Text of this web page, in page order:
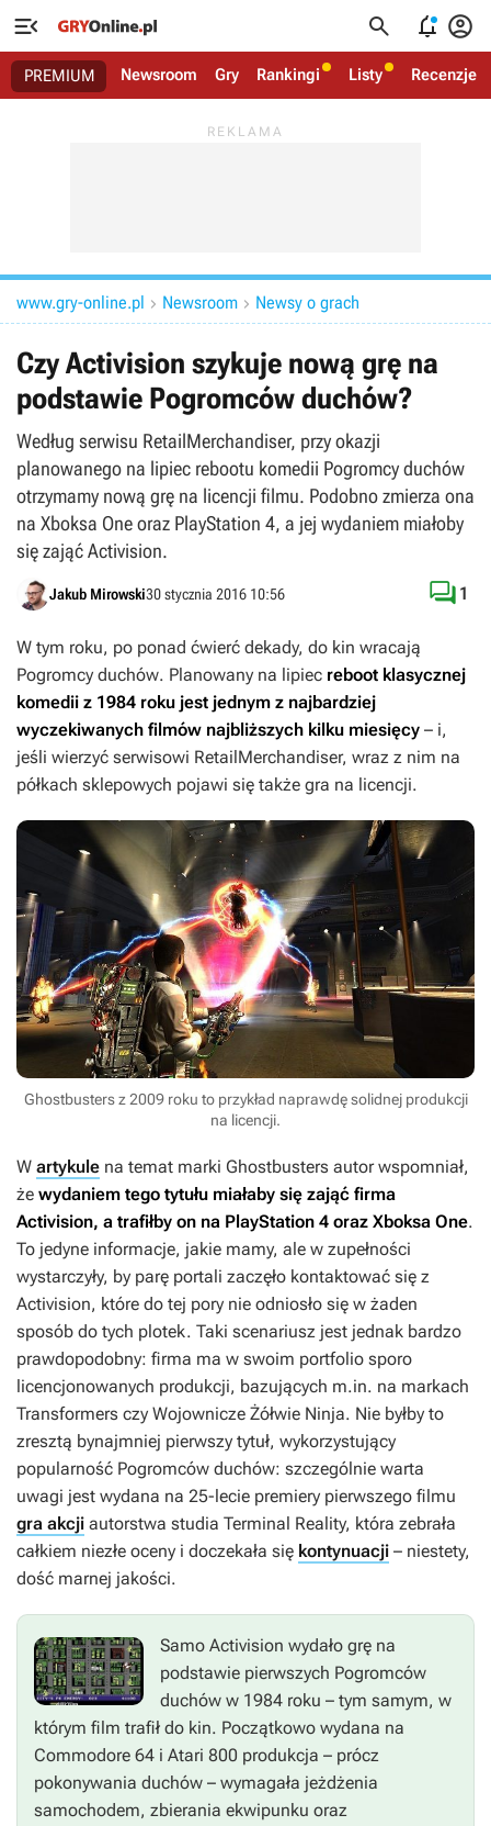
   
PREMIUM Newsroom Gry Rankingi Listy Recenzje
www.gry-online.pl  Newsroom  Newsy o grach
Czy Activision szykuje nową grę na
podstawie Pogromców duchów?
Według serwisu RetailMerchandiser, przy okazji
planowanego na lipiec rebootu komedii Pogromcy duchów
otrzymamy nową grę na licencji filmu. Podobno zmierza ona
na Xboksa One oraz PlayStation 4, a jej wydaniem miałoby
się zająć Activision.
Jakub Mirowski30 stycznia 2016 10:56  1
W tym roku, po ponad ćwierć dekady, do kin wracają
Pogromcy duchów. Planowany na lipiec reboot klasycznej
komedii z 1984 roku jest jednym z najbardziej
wyczekiwanych filmów najbliższych kilku miesięcy – i,
jeśli wierzyć serwisowi RetailMerchandiser, wraz z nim na
półkach sklepowych pojawi się także gra na licencji.
Ghostbusters z 2009 roku to przykład naprawdę solidnej produkcji
na licencji.
W artykule na temat marki Ghostbusters autor wspomniał,
że wydaniem tego tytułu miałaby się zająć firma
Activision, a trafiłby on na PlayStation 4 oraz Xboksa One.
To jedyne informacje, jakie mamy, ale w zupełności
wystarczyły, by parę portali zaczęło kontaktować się z
Activision, które do tej pory nie odniosło się w żaden
sposób do tych plotek. Taki scenariusz jest jednak bardzo
prawdopodobny: firma ma w swoim portfolio sporo
licencjonowanych produkcji, bazujących m.in. na markach
Transformers czy Wojownicze Żółwie Ninja. Nie byłby to
zresztą bynajmniej pierwszy tytuł, wykorzystujący
popularność Pogromców duchów: szczególnie warta
uwagi jest wydana na 25-lecie premiery pierwszego filmu
gra akcji autorstwa studia Terminal Reality, która zebrała
całkiem niezłe oceny i doczekała się kontynuacji – niestety,
dość marnej jakości.
Samo Activision wydało grę na
podstawie pierwszych Pogromców
duchów w 1984 roku – tym samym, w
którym film trafił do kin. Początkowo wydana na
Commodore 64 i Atari 800 produkcja – prócz
pokonywania duchów – wymagała jeżdżenia
samochodem, zbierania ekwipunku oraz